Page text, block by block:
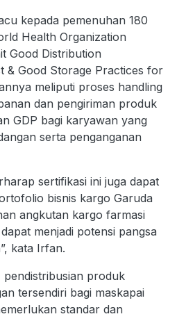
kepada pemenuhan 180
Health Organization
Good Distribution
& Good Storage Practices for
meliputi proses handling
dan pengiriman produk
GDP bagi karyawan yang
serta penganganan
sertifikasi ini juga dapat
bisnis kargo Garuda
angkutan kargo farmasi
menjadi potensi pangsa
kata Irfan.
pendistribusian produk
tersendiri bagi maskapai
standar dan